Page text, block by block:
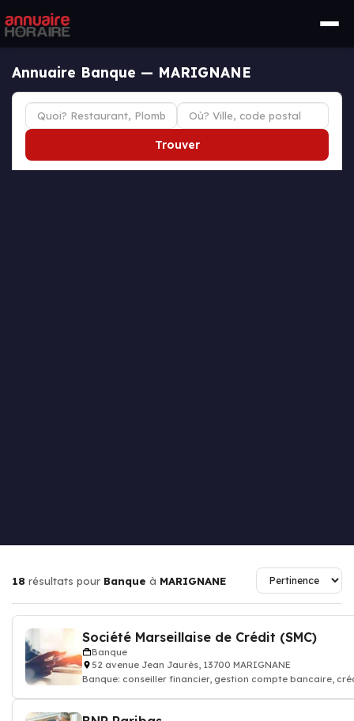
Annuaire Banque — MARIGNANE
Trouver
18 résultats pour Banque à MARIGNANE
Société Marseillaise de Crédit (SMC)
Banque
52 avenue Jean Jaurès, 13700 MARIGNANE
Banque: conseiller financier, gestion compte bancaire,